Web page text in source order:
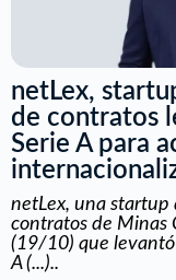
netLex,
de contratos
Serie A para
netLex, una startup
contratos de Minas
(19/10) que
A (...)..